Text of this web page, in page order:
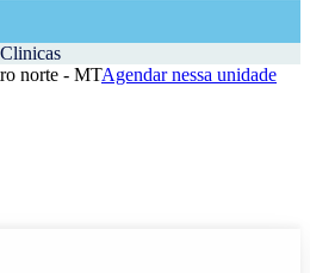
norte - MTAgendar nessa unidade